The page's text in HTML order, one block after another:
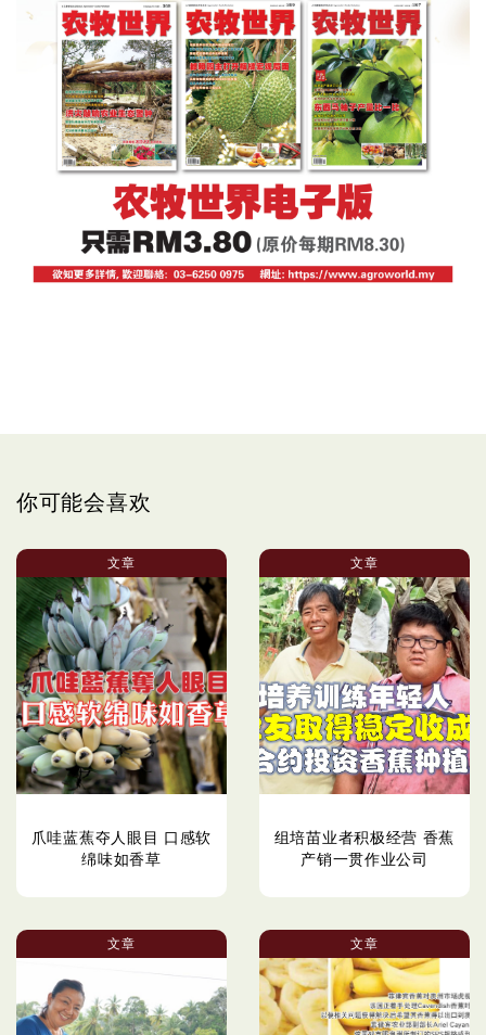
你可能会喜欢
文章
爪哇蓝蕉夺人眼目 口感软
绵味如香草
文章
组培苗业者积极经营 香蕉
产销一贯作业公司
文章 文章